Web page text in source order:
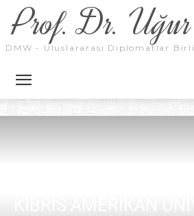
Prof. Dr. Uğur
DMW - Uluslararası Diplomatlar